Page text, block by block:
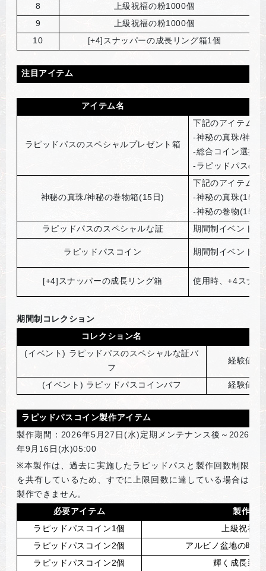
8
上級祝福の粉1000個
9
上級祝福の粉1000個
10
[+4] スナッパーの成長リング箱1個
注目アイテム
アイテム名
ラピッドパスのスペシャルプレゼント箱
下記のアイテムを
-神秘の真珠/神秘
-総合コイン選択
-ラピッドパスの
神秘の真珠/神秘の巻物箱(15日)
下記のアイテムを
-神秘の真珠(15日
-神秘の巻物(15日
ラピッドパスのスペシャルな証
期間制イベントコ
ラピッドパスコイン 期間制イベントコ
[+4] スナッパーの成長リング箱 使用時、+4スナ
期間制コレクション
コレクション名
(イベント) ラピッドパスのスペシャルな証バ
フ
経験値獲
(イベント) ラピッドパスコインバフ 経験値獲
ラピッドパスコイン製作アイテム
製作期間：2026年5月27日(水)定期メンテナンス後～2026
年9月16日(水)05:00
※本製作は、過去に実施したラピッドパスと製作回数制限
を共有しているため、すでに上限回数に達している場合は
製作できません。
必要アイテム
製作ア
ラピッドパスコイン1個
上級祝福
ラピッドパスコイン2個
アルビノ盆地の時
ラピッドパスコイン2個
輝く成長装